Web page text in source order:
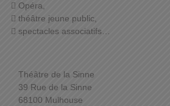
Opéra,
théâtre jeune public,
spectacles associatifs…
Théâtre de la Sinne
39 Rue de la Sinne
68100 Mulhouse